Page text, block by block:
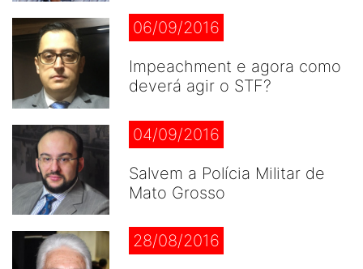
06/09/2016
Impeachment e agora como
deverá agir o STF?
04/09/2016
Salvem a Polícia Militar de
Mato Grosso
28/08/2016